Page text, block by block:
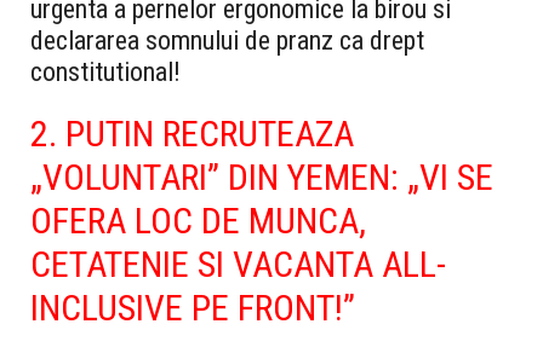
urgenta a pernelor ergonomice la birou si
declararea somnului de pranz ca drept
constitutional!
2. PUTIN RECRUTEAZA
„VOLUNTARI” DIN YEMEN: „VI SE
OFERA LOC DE MUNCA,
CETATENIE SI VACANTA ALL-
INCLUSIVE PE FRONT!”